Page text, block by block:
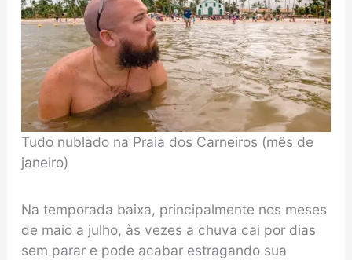
Tudo nublado na Praia dos Carneiros (mês de
janeiro)
Na temporada baixa, principalmente nos meses
de maio a julho, às vezes a chuva cai por dias
sem parar e pode acabar estragando sua